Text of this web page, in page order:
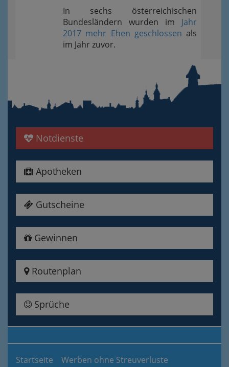
In sechs österreichischen
Bundesländern wurden im Jahr
2017 mehr Ehen geschlossen als
im Jahr zuvor.
Notdienste
Apotheken
Gutscheine
Gewinnen
Routenplan
Sprüche
Startseite Werben ohne Streuverluste